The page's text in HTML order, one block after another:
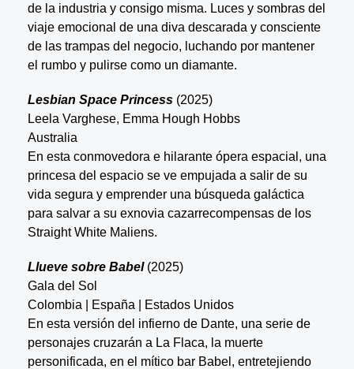
de la industria y consigo misma. Luces y sombras del
viaje emocional de una diva descarada y consciente
de las trampas del negocio, luchando por mantener
el rumbo y pulirse como un diamante.
Lesbian Space Princess(2025)
Leela Varghese, Emma Hough Hobbs
Australia
En esta conmovedora e hilarante ópera espacial, una
princesa del espacio se ve empujada a salir de su
vida segura y emprender una búsqueda galáctica
para salvar a su exnovia cazarrecompensas de los
Straight White Maliens.
Llueve sobre Babel(2025)
Gala del Sol
Colombia | España | Estados Unidos
En esta versión del infierno de Dante, una serie de
personajes cruzarán a La Flaca, la muerte
personificada, en el mítico bar Babel, entretejiendo